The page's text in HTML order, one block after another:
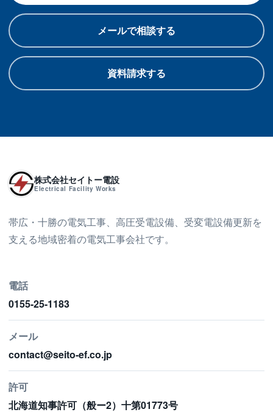
メールで相談する
資料請求する
株式会社セイトー電設
Electrical Facility Works
帯広・十勝の電気工事、高圧受電設備、受変電設備更新を
支える地域密着の電気工事会社です。
電話
0155-25-1183
メール
contact@seito-ef.co.jp
許可
北海道知事許可（般ー2）十第01773号